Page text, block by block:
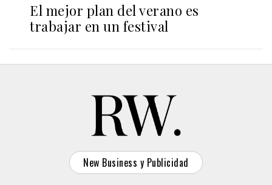
El mejor plan del verano es
trabajar en un festival
New Business y Publicidad